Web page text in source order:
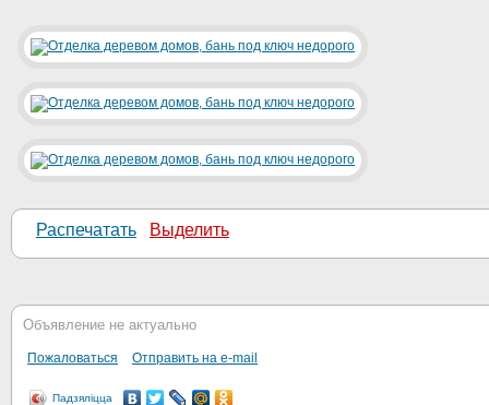
Распечатать Выделить
Объявление не актуально
Пожаловаться Отправить на e-mail
Падзяліцца